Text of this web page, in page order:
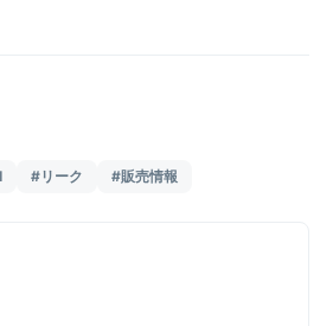
#リーク #販売情報